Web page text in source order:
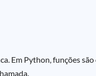
Em Python, funções